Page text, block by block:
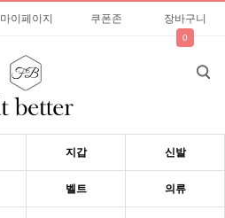
마이페이지 쿠폰존 장바구니
0
지갑 신발
벨트 의류